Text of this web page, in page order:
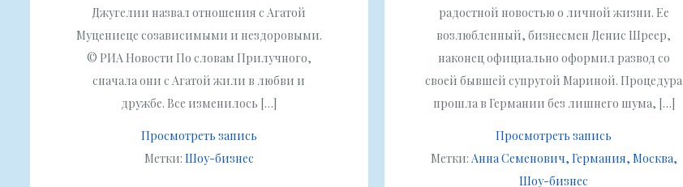
Джугелии назвал отношения с Агатой
Муцениеце созависимыми и нездоровыми.
© РИА Новости По словам Прилучного,
сначала они с Агатой жили в любви и
дружбе. Все изменилось […]
Просмотреть запись
Метки: Шоу-бизнес
радостной новостью о личной жизни. Ее
возлюбленный, бизнесмен Денис Шреер,
наконец официально оформил развод со
своей бывшей супругой Мариной. Процедура
прошла в Германии без лишнего шума, […]
Просмотреть запись
Метки: Анна Семенович Германия Москва
Шоу-бизнес